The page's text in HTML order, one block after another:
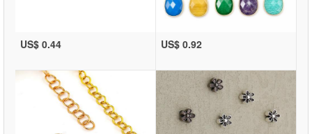
US$ 0.44 US$ 0.92